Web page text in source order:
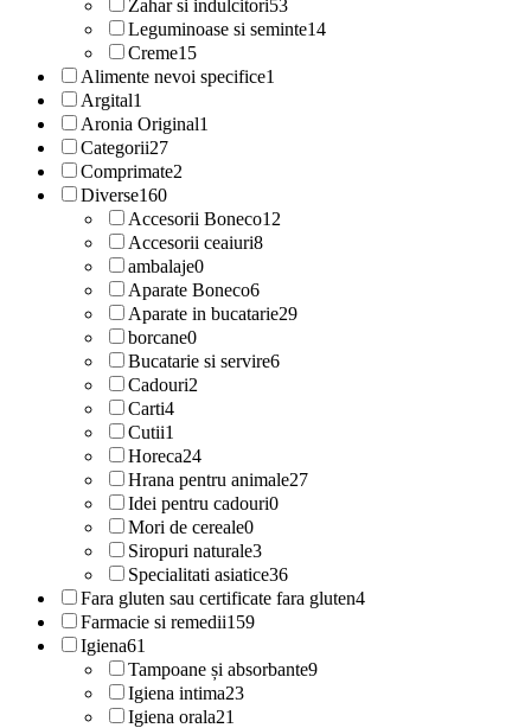
Zahar si indulcitori53
Leguminoase si seminte14
Creme15
Alimente nevoi specifice1
Argital1
Aronia Original1
Categorii27
Comprimate2
Diverse160
Accesorii Boneco12
Accesorii ceaiuri8
ambalaje0
Aparate Boneco6
Aparate in bucatarie29
borcane0
Bucatarie si servire6
Cadouri2
Carti4
Cutii1
Horeca24
Hrana pentru animale27
Idei pentru cadouri0
Mori de cereale0
Siropuri naturale3
Specialitati asiatice36
Fara gluten sau certificate fara gluten4
Farmacie si remedii159
Igiena61
Tampoane și absorbante9
Igiena intima23
Igiena orala21